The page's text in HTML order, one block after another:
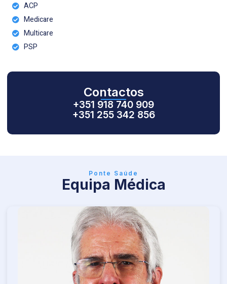
ACP
Medicare
Multicare
PSP
Contactos
+351 918 740 909
+351 255 342 856
Ponte Saúde
Equipa Médica